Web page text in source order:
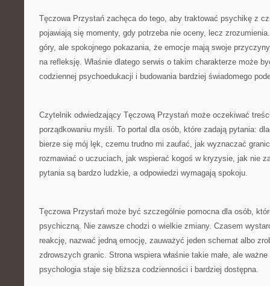
Tęczowa Przystań zachęca do tego, aby traktować psychikę z
pojawiają się momenty, gdy potrzeba nie oceny, lecz
góry, ale spokojnego pokazania, że emocje mają swoje
na refleksję. Właśnie dlatego serwis o takim charakterze może
codziennej psychoedukacji i budowania bardziej świadomego
Czytelnik odwiedzający Tęczową Przystań może oczekiwać
porządkowaniu myśli. To portal dla osób, które zadają pytania:
bierze się mój lęk, czemu trudno mi zaufać, jak wyznaczać
rozmawiać o uczuciach, jak wspierać kogoś w kryzysie, jak nie
pytania są bardzo ludzkie, a odpowiedzi wymagają spokoju.
Tęczowa Przystań może być szczególnie pomocna dla osób,
psychiczną. Nie zawsze chodzi o wielkie zmiany. Czasem
reakcję, nazwać jedną emocję, zauważyć jeden schemat albo
zdrowszych granic. Strona wspiera właśnie takie małe, ale
psychologia staje się bliższa codzienności i bardziej dostępna.